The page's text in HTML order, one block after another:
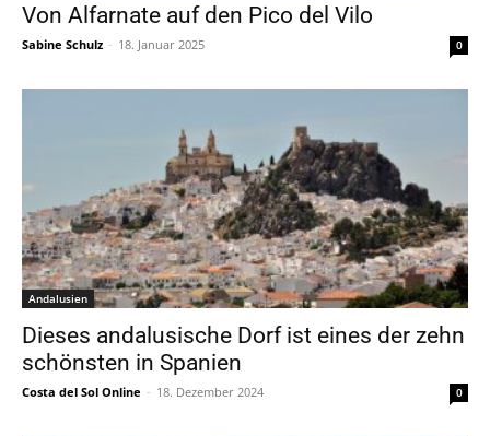
Von Alfarnate auf den Pico del Vilo
Sabine Schulz - 18. Januar 2025 0
Andalusien
Dieses andalusische Dorf ist eines der zehn
schönsten in Spanien
Costa del Sol Online - 18. Dezember 2024 0